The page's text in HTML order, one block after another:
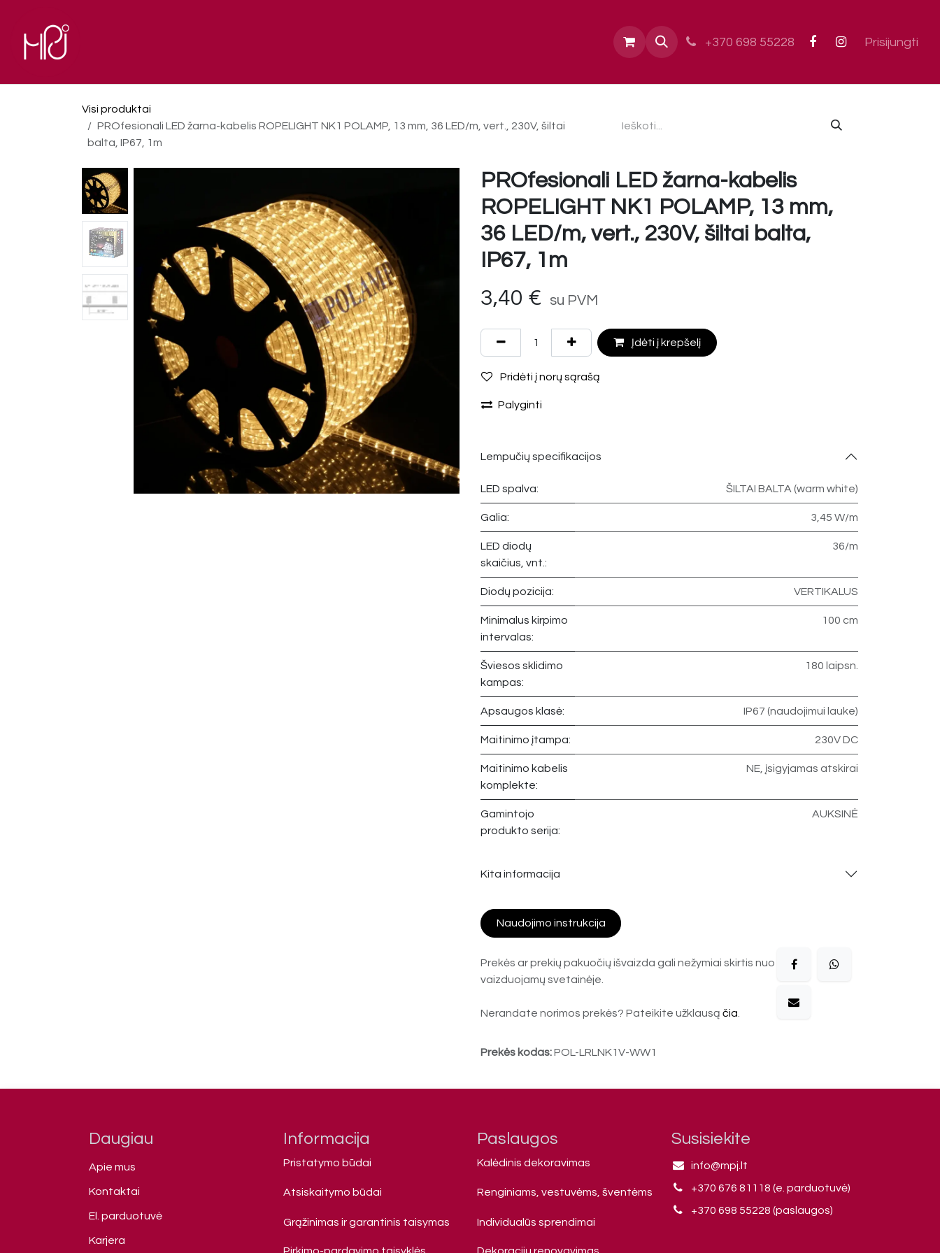
Kontaktai +370 698 55228 Prisijungti
Visi produktai
PROfesionali LED žarna-kabelis ROPELIGHT NK1 POLAMP, 13 mm, 36 LED/m, vert., 230V, šiltai
balta, IP67, 1m
PROfesionali LED žarna-kabelis
ROPELIGHT NK1 POLAMP, 13 mm,
36 LED/m, vert., 230V, šiltai balta,
IP67, 1m
3,40 € su PVM
Įdėti į krepšelį
Pridėti į norų sąrašą
Palyginti
Lempučių specifikacijos
LED spalva: ŠILTAI BALTA (warm white)
Galia: 3,45 W/m
LED diodų
skaičius, vnt.:
36/m
Diodų pozicija: VERTIKALUS
Minimalus kirpimo
intervalas:
100 cm
Šviesos sklidimo
kampas:
180 laipsn.
Apsaugos klasė: IP67 (naudojimui lauke)
Maitinimo įtampa: 230V DC
Maitinimo kabelis
komplekte:
NE, įsigyjamas atskirai
Gamintojo
produkto serija:
AUKSINĖ
Kita informacija
Naudojimo instrukcija
Prekės ar prekių pakuočių išvaizda gali nežymiai skirtis nuo
vaizduojamų svetainėje.
Nerandate norimos prekės? Pateikite užklausą čia
Prekės kodas:POL-LRLNK1V-WW1
Daugiau
Apie mus
Kontaktai
El. parduotuvė
Karjera
Informacija
Pristatymo būdai
Atsiskaitymo būdai
Grąžinimas ir garantinis taisymas
Paslaugos
Kalėdinis dekoravimas
Renginiams, vestuvėms, šventėms
Individualūs sprendimai
Susisiekite
info@mpj.lt
+370 676 81118 (e. parduotuvė)
+370 698 55228 (paslaugos)